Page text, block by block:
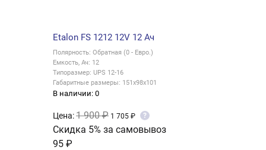
Etalon FS 1212 12V 12 Ач
Полярность: Обратная (0 - Евро.)
Емкость, Ач: 12
Типоразмер: UPS 12-16
Габаритные размеры: 151x98x101
В наличии: 0
Цена:1 900 ₽ 1 705 ₽ ?
Скидка 5% за самовывоз
95 ₽